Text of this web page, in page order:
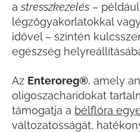
astresszkezelés –
légzőgyakorlatokkal
idővel – szintén
egészség
Az Enteroreg®, amely
oligoszacharidokat
támogatja a bélflóra
változatosságát,